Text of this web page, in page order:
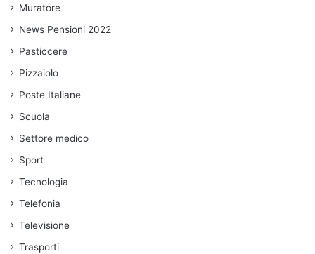
Muratore
News Pensioni 2022
Pasticcere
Pizzaiolo
Poste Italiane
Scuola
Settore medico
Sport
Tecnologia
Telefonia
Televisione
Trasporti